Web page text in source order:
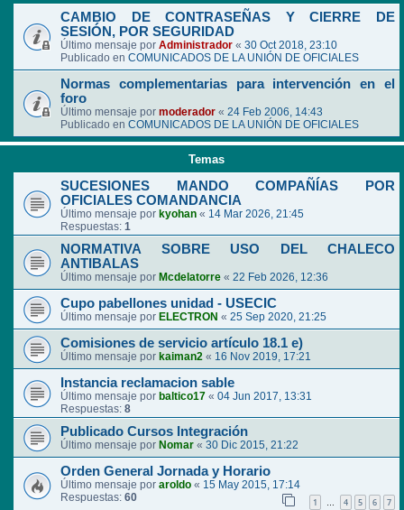
CAMBIO DE CONTRASEÑAS Y CIERRE DE
SESIÓN, POR SEGURIDAD
Último mensaje por Administrador « 30 Oct 2018, 23:10
Publicado en COMUNICADOS DE LA UNIÓN DE OFICIALES
Normas complementarias para intervención en el
foro
Último mensaje por moderador « 24 Feb 2006, 14:43
Publicado en COMUNICADOS DE LA UNIÓN DE OFICIALES
Temas
SUCESIONES MANDO COMPAÑÍAS POR
OFICIALES COMANDANCIA
Último mensaje por kyohan « 14 Mar 2026, 21:45
Respuestas: 1
NORMATIVA SOBRE USO DEL CHALECO
ANTIBALAS
Último mensaje por Mcdelatorre « 22 Feb 2026, 12:36
Cupo pabellones unidad - USECIC
Último mensaje por ELECTRON « 25 Sep 2020, 21:25
Comisiones de servicio artículo 18.1 e)
Último mensaje por kaiman2 « 16 Nov 2019, 17:21
Instancia reclamacion sable
Último mensaje por baltico17 « 04 Jun 2017, 13:31
Respuestas: 8
Publicado Cursos Integración
Último mensaje por Nomar « 30 Dic 2015, 21:22
Orden General Jornada y Horario
Último mensaje por aroldo « 15 May 2015, 17:14
Respuestas: 60 1 … 4 5 6 7